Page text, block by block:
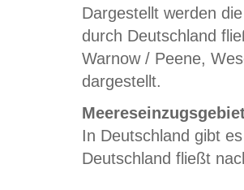
Dargestellt werden
durch Deutschland
Warnow / Peene,
dargestellt.
In Deutschland gibt
Deutschland fließt